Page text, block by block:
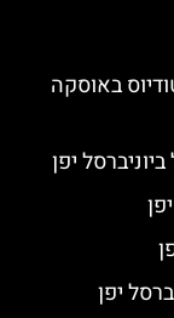
באוסקה